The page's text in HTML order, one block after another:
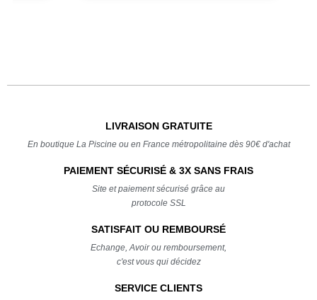
LIVRAISON GRATUITE
En boutique La Piscine ou en France métropolitaine dès 90€ d'achat
PAIEMENT SÉCURISÉ & 3X SANS FRAIS
Site et paiement sécurisé grâce au
protocole SSL
SATISFAIT OU REMBOURSÉ
Echange, Avoir ou remboursement,
c'est vous qui décidez
SERVICE CLIENTS